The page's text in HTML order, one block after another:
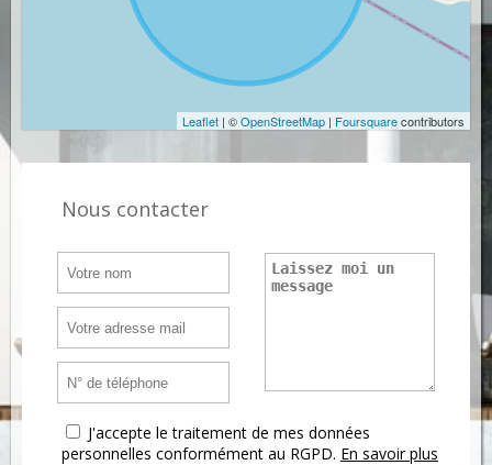
Leaflet | ©OpenStreetMap | Foursquarecontributors
Nous contacter
J'accepte le traitement de mes données
personnelles conformément au RGPD. En savoir plus